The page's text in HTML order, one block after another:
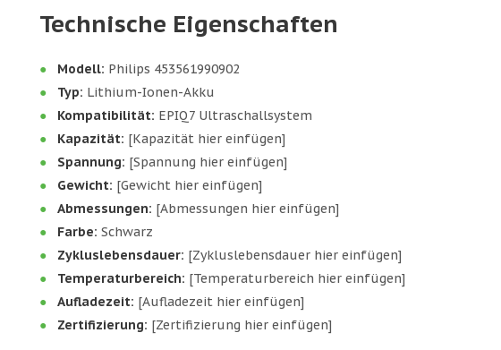
Technische Eigenschaften
Modell: Philips 453561990902
Typ: Lithium-Ionen-Akku
Kompatibilität: EPIQ7 Ultraschallsystem
Kapazität: [Kapazität hier einfügen]
Spannung: [Spannung hier einfügen]
Gewicht: [Gewicht hier einfügen]
Abmessungen: [Abmessungen hier einfügen]
Farbe: Schwarz
Zykluslebensdauer: [Zykluslebensdauer hier einfügen]
Temperaturbereich: [Temperaturbereich hier einfügen]
Aufladezeit: [Aufladezeit hier einfügen]
Zertifizierung: [Zertifizierung hier einfügen]